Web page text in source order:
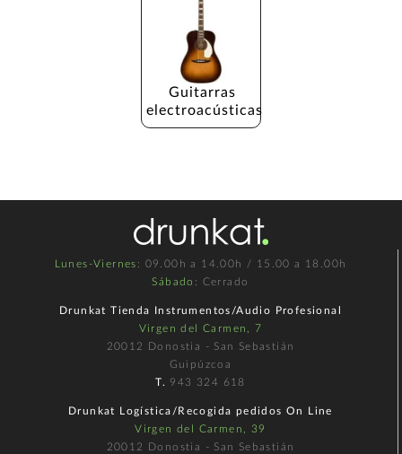
Guitarras
electroacústicas
Lunes-Viernes : 09.00h a 14.00h / 15.00 a 18.00h
Sábado : Cerrado
Drunkat Tienda Instrumentos/Audio Profesional
Virgen del Carmen, 7
20012 Donostia - San Sebastián
Guipúzcoa
T. 943 324 618
Drunkat Logística/Recogida pedidos On Line
Virgen del Carmen, 39
20012 Donostia - San Sebastián